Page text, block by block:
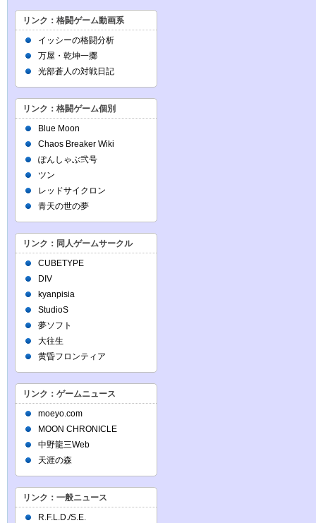
リンク：格闘ゲーム動画系
イッシーの格闘分析
万屋・乾坤一擲
光部蒼人の対戦日記
リンク：格闘ゲーム個別
Blue Moon
Chaos Breaker Wiki
ぽんしゃぶ弐号
ツン
レッドサイクロン
青天の世の夢
リンク：同人ゲームサークル
CUBETYPE
DIV
kyanpisia
StudioS
夢ソフト
大往生
黄昏フロンティア
リンク：ゲームニュース
moeyo.com
MOON CHRONICLE
中野龍三Web
天涯の森
リンク：一般ニュース
R.F.L.D./S.E.